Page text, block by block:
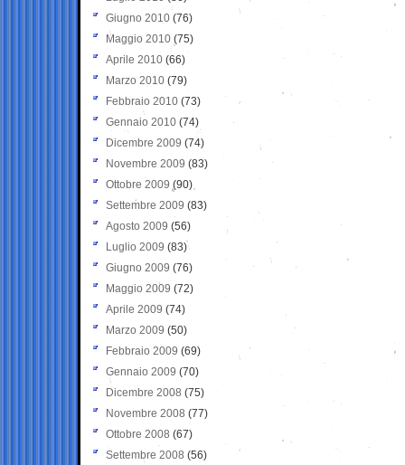
Giugno 2010 (76)
Maggio 2010 (75)
Aprile 2010 (66)
Marzo 2010 (79)
Febbraio 2010 (73)
Gennaio 2010 (74)
Dicembre 2009 (74)
Novembre 2009 (83)
Ottobre 2009 (90)
Settembre 2009 (83)
Agosto 2009 (56)
Luglio 2009 (83)
Giugno 2009 (76)
Maggio 2009 (72)
Aprile 2009 (74)
Marzo 2009 (50)
Febbraio 2009 (69)
Gennaio 2009 (70)
Dicembre 2008 (75)
Novembre 2008 (77)
Ottobre 2008 (67)
Settembre 2008 (56)